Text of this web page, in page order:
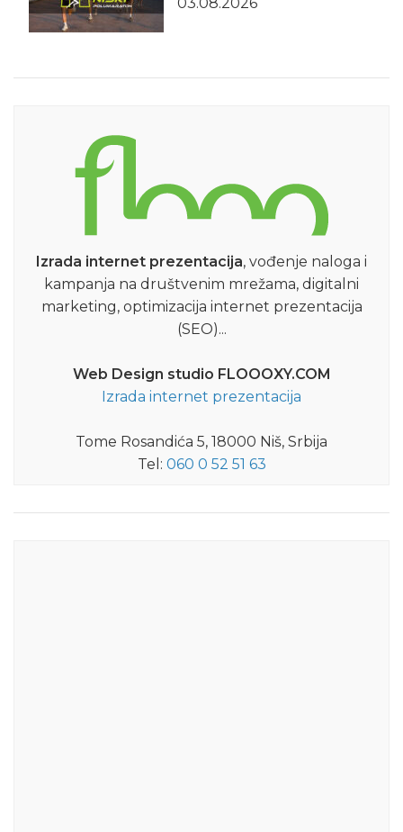
Izrada internet prezentacija, vođenje naloga i
kampanja na društvenim mrežama, digitalni
marketing, optimizacija internet prezentacija
(SEO)...
Web Design studio FLOOOXY.COM
Izrada internet prezentacija
Tome Rosandića 5, 18000 Niš, Srbija
Tel: 060 0 52 51 63